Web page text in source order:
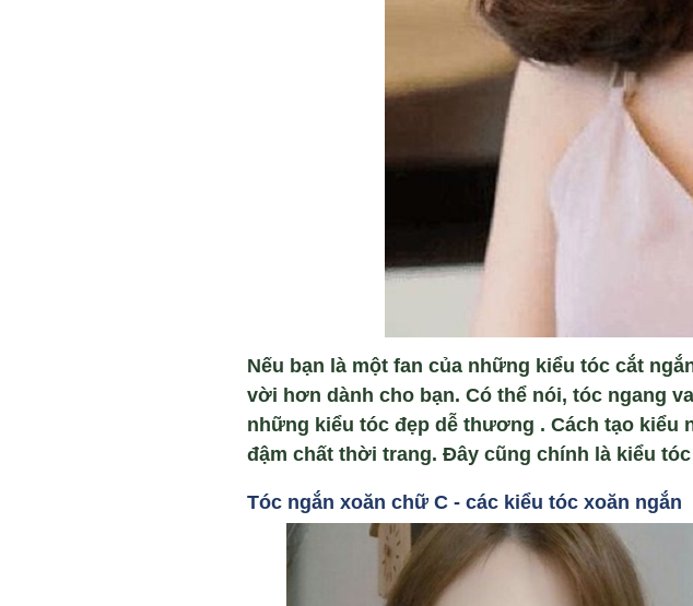
Nếu bạn là một fan của những kiểu tóc cắt
vời hơn dành cho bạn. Có thể nói, tóc ngang
những kiểu tóc đẹp dễ thương . Cách tạo kiểu
đậm chất thời trang. Đây cũng chính là kiểu
Tóc ngắn xoăn chữ C - các kiểu tóc xoăn ngắn